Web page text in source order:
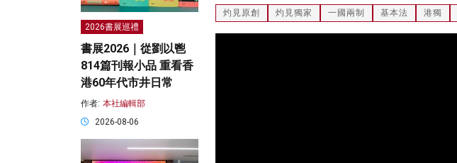
灼見原創 灼見獨家 一國兩制 基本法 港獨
2026書展巡禮
書展2026｜從劉以鬯
814篇刊報小品 重看香
港60年代市井日常
作者: 本社編輯部
2026-08-06